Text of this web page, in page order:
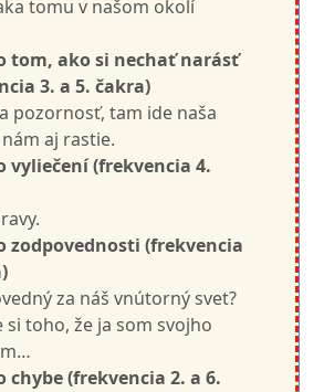
tomu v našom okolí
tom, ako si nechať narásť
3. a 5. čakra)
pozornosť, tam ide naša
aj rastie.
vyliečení (frekvencia 4.
zodpovednosti (frekvencia
za náš vnútorný svet?
si toho, že ja som svojho
chybe (frekvencia 2. a 6.